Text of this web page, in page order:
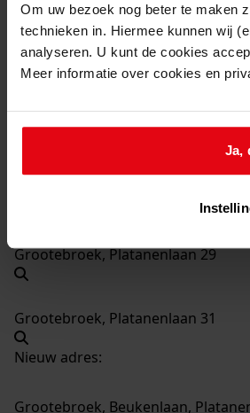
Om uw bezoek nog beter te maken
technieken in. Hiermee kunnen wij
analyseren. U kunt de cookies
Meer informatie over cookies en
Ja,
Grootebroek, Platanenlaan 23
Grootebroek, Platanenlaan 25
Grootebroek, Platanenlaan 29
Grootebroek, Platanenlaan 31
Nieuw adres:
Grootebroek, Beukenlaan,